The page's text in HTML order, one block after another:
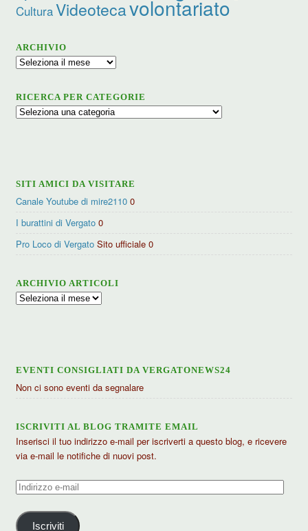
CulturaVideotecavolontariato
ARCHIVIO
Archivio
RICERCA PER CATEGORIE
Ricerca
SITI AMICI DA VISITARE
Canale Youtube di mire2110 0
I burattini di Vergato 0
Pro Loco di Vergato Sito ufficiale 0
ARCHIVIO ARTICOLI
Archivio
EVENTI CONSIGLIATI DA VERGATONEWS24
Non ci sono eventi da segnalare
ISCRIVITI AL BLOG TRAMITE EMAIL
Inserisci il tuo indirizzo e-mail per iscriverti a questo blog, e ricevere
via e-mail le notifiche di nuovi post.
Indirizzo
mail
Iscriviti